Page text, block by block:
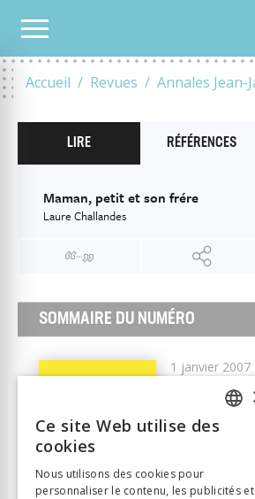
Accueil Revues Annales Jean-
TOUS LES NUMÉROS
LIRE RÉFÉRENCES
Maman, petit et son frére
Laure Challandes
SOMMAIRE DU NUMÉRO
1 janvier 2007
2007
Ce site Web utilise des
cookies
Nous utilisons des cookies pour
personnaliser le contenu, les publicités et